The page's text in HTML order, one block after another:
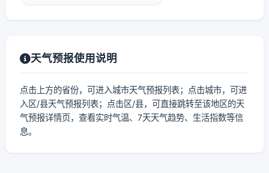
天气预报使用说明
点击上方的省份，可进入城市天气预报列表；点击城市，可进
入区/县天气预报列表；点击区/县，可直接跳转至该地区的天
气预报详情页，查看实时气温、7天天气趋势、生活指数等信
息。